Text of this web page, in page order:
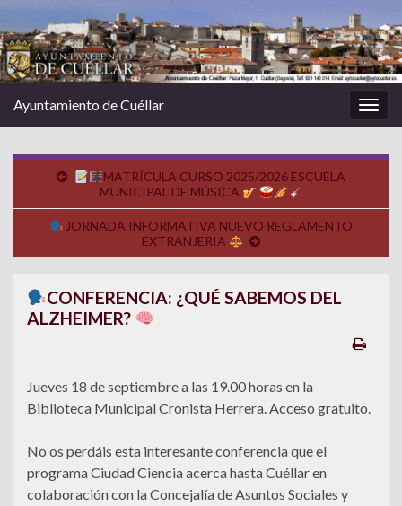
la
Ayuntamiento de Cuéllar
MATRÍCULA CURSO 2025/2026 ESCUELA
MUNICIPAL DE MÚSICA
JORNADA INFORMATIVA NUEVO REGLAMENTO
EXTRANJERIA
CONFERENCIA: ¿QUÉ SABEMOS DEL
ALZHEIMER?
Jueves 18 de septiembre a las 19.00 horas en la
Biblioteca Municipal Cronista Herrera. Acceso gratuito.
No os perdáis esta interesante conferencia que el
programa Ciudad Ciencia acerca hasta Cuéllar en
colaboración con la Concejalía de Asuntos Sociales y